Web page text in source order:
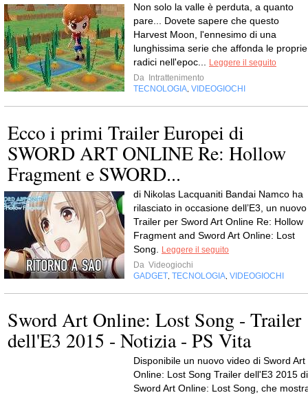
Non solo la valle è perduta, a quanto
pare... Dovete sapere che questo
Harvest Moon, l'ennesimo di una
lunghissima serie che affonda le proprie
radici nell'epoc...
Leggere il seguito
Da
Intrattenimento
TECNOLOGIA VIDEOGIOCHI
Ecco i primi Trailer Europei di
SWORD ART ONLINE Re: Hollow
Fragment e SWORD...
di Nikolas Lacquaniti Bandai Namco ha
rilasciato in occasione dell’E3, un nuovo
Trailer per Sword Art Online Re: Hollow
Fragment and Sword Art Online: Lost
Song.
Leggere il seguito
Da Videogiochi
GADGET TECNOLOGIA VIDEOGIOCHI
Sword Art Online: Lost Song - Trailer
dell'E3 2015 - Notizia - PS Vita
Disponibile un nuovo video di Sword Art
Online: Lost Song Trailer dell'E3 2015 di
Sword Art Online: Lost Song, che